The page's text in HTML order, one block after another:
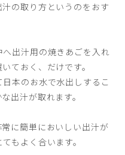
の取り方というのをおす
出汁用の焼きあごを入れ
ておく、だけです。
本のお水で水出しするこ
出汁が取れます。
に簡単においしい出汁が
もよく合います。